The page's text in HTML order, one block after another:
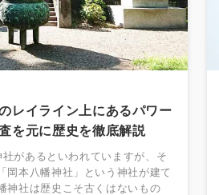
レイライン上にあるパワー
を元に歴史を徹底解説
があるといわれていますが、そ
岡本八幡神社」という神社が建て
神社は歴史こそ古くはないもの